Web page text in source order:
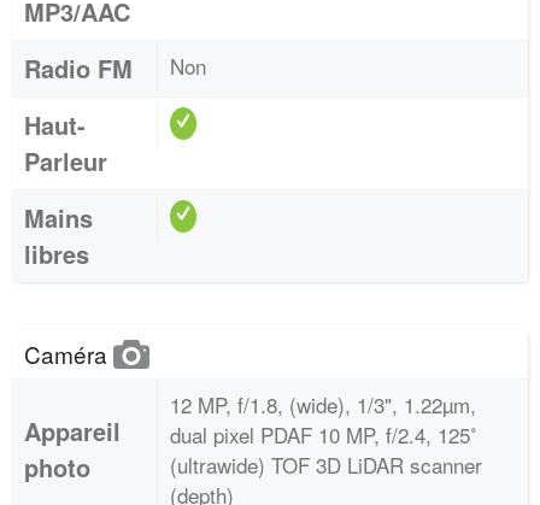
MP3/AAC
Radio FM Non
Haut-
Parleur
Mains
libres
Caméra
Appareil
photo
12 MP, f/1.8, (wide), 1/3", 1.22µm,
dual pixel PDAF 10 MP, f/2.4, 125˚
(ultrawide) TOF 3D LiDAR scanner
(depth)